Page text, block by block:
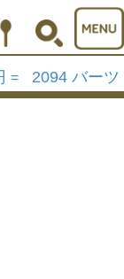
= 2094 バーツ